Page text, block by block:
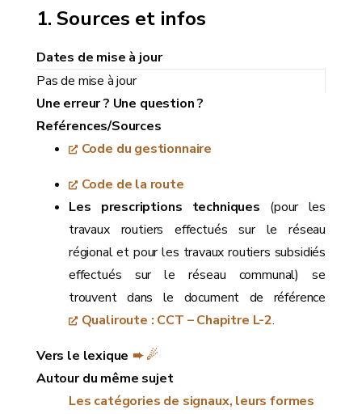
Sources et infos
Dates de mise à jour
Pas de mise à jour
Une erreur ? Une question ?
Reférences/Sources
Code du gestionnaire
Code de la route
Les prescriptions techniques (pour les
travaux routiers effectués sur le réseau
régional et pour les travaux routiers subsidiés
effectués sur le réseau communal) se
trouvent dans le document de référence
Qualiroute : CCT – Chapitre L-2.
Vers le lexique ➨ ☄
Autour du même sujet
Les catégories de signaux, leurs formes